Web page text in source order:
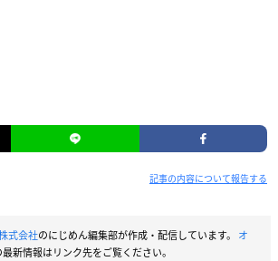
記事の内容について報告する
式会社のにじめん編集部が作成・配信しています。 オ
最新情報はリンク先をご覧ください。